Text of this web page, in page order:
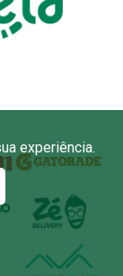
experiência.